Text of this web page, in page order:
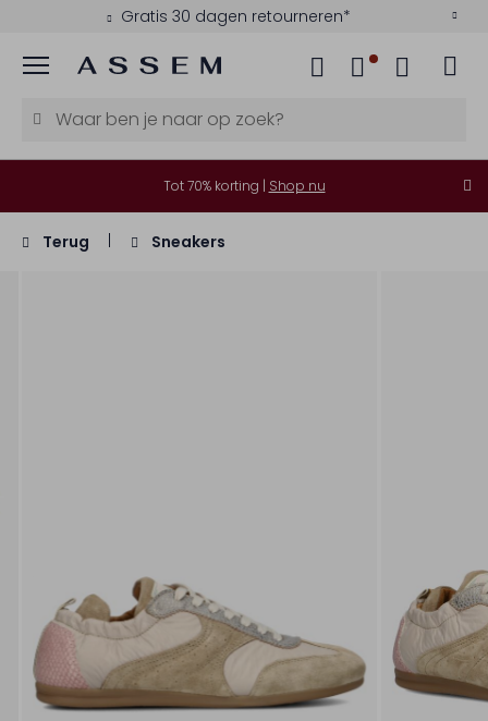
Gratis 30 dagen retourneren*
Menu
Tot 70% korting | Shop nu
Terug Sneakers